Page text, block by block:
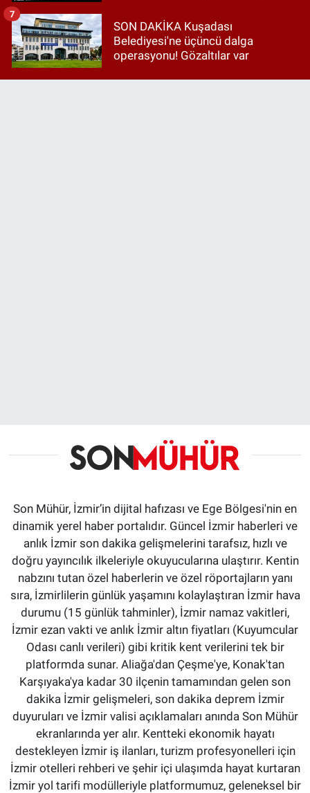
SON DAKİKA Kuşadası
Belediyesi'ne üçüncü dalga
operasyonu! Gözaltılar var
7
Son Mühür, İzmir’in dijital hafızası ve Ege Bölgesi'nin en
dinamik yerel haber portalıdır. Güncel İzmir haberleri ve
anlık İzmir son dakika gelişmelerini tarafsız, hızlı ve
doğru yayıncılık ilkeleriyle okuyucularına ulaştırır. Kentin
nabzını tutan özel haberlerin ve özel röportajların yanı
sıra, İzmirlilerin günlük yaşamını kolaylaştıran İzmir hava
durumu (15 günlük tahminler), İzmir namaz vakitleri,
İzmir ezan vakti ve anlık İzmir altın fiyatları (Kuyumcular
Odası canlı verileri) gibi kritik kent verilerini tek bir
platformda sunar. Aliağa'dan Çeşme'ye, Konak'tan
Karşıyaka'ya kadar 30 ilçenin tamamından gelen son
dakika İzmir gelişmeleri, son dakika deprem İzmir
duyuruları ve İzmir valisi açıklamaları anında Son Mühür
ekranlarında yer alır. Kentteki ekonomik hayatı
destekleyen İzmir iş ilanları, turizm profesyonelleri için
İzmir otelleri rehberi ve şehir içi ulaşımda hayat kurtaran
İzmir yol tarifi modülleriyle platformumuz, geleneksel bir